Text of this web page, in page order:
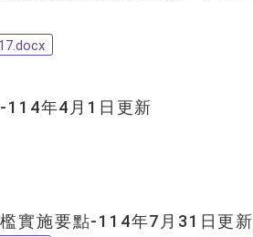
114年4月1日更新
實施要點-114年7月31日更新